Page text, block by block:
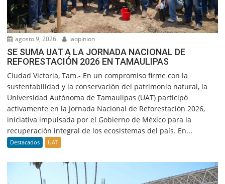
agosto 9, 2026 laopinion
SE SUMA UAT A LA JORNADA NACIONAL DE
REFORESTACIÓN 2026 EN TAMAULIPAS
Ciudad Victoria, Tam.- En un compromiso firme con la
sustentabilidad y la conservación del patrimonio natural, la
Universidad Autónoma de Tamaulipas (UAT) participó
activamente en la Jornada Nacional de Reforestación 2026,
iniciativa impulsada por el Gobierno de México para la
recuperación integral de los ecosistemas del país. En...
Destacados UAT